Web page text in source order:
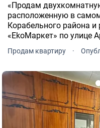
«Продам
расположенную в
Корабельного района и
«EkоМаркет» по улице
Продам квартиру ·